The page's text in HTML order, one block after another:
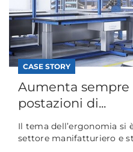
CASE STORY
Aumenta
postazioni di...
Il tema dell’ergonomia si
settore manifatturiero e